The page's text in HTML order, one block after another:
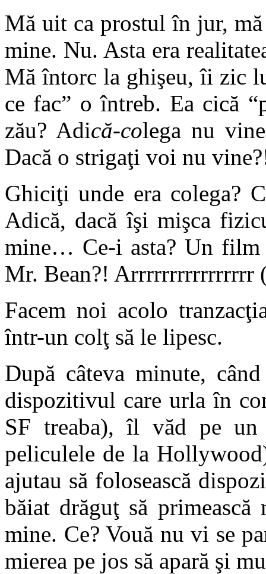
Mă uit ca prostul în jur, mă
mine. Nu. Asta era
Mă întorc la ghişeu, îi zic
ce fac” o întreb. Ea cică
zău? Adică-colega nu
Dacă o strigaţi voi nu
Ghiciţi unde era colega?
Adică, dacă îşi mişca
mine… Ce-i asta? Un
Mr. Bean?! Arrrrrrrrrrrrrrrr
Facem noi acolo
într-un colţ să le lipesc.
După câteva minute,
dispozitivul care urla în
SF treaba), îl văd pe
peliculele de la
ajutau să folosească
băiat drăguţ să
mine. Ce? Vouă nu vi se
mierea pe jos să apară şi